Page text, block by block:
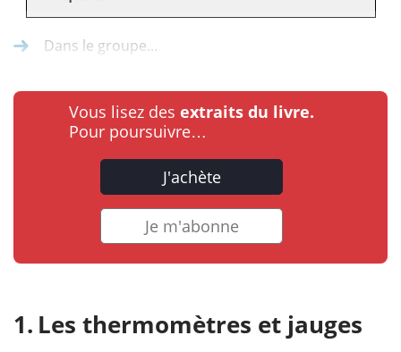
Dans le groupe...
Vous lisez des extraits du livre.
Pour poursuivre…
J'achète
Je m'abonne
Les thermomètres et jauges